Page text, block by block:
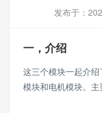
发布于：
一，介绍
这三个模块一起介
模块和电机模块。